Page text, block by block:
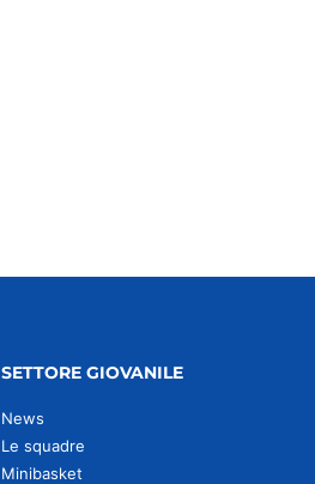
SETTORE GIOVANILE
News
Le squadre
Minibasket